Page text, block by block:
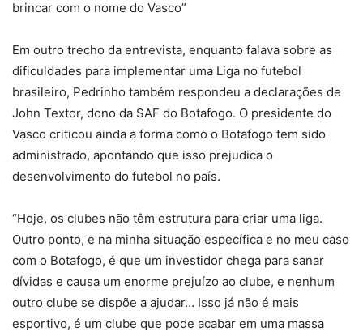
brincar com o nome do Vasco”
Em outro trecho da entrevista, enquanto falava sobre as
dificuldades para implementar uma Liga no futebol
brasileiro, Pedrinho também respondeu a declarações de
John Textor, dono da SAF do Botafogo. O presidente do
Vasco criticou ainda a forma como o Botafogo tem sido
administrado, apontando que isso prejudica o
desenvolvimento do futebol no país.
“Hoje, os clubes não têm estrutura para criar uma liga.
Outro ponto, e na minha situação específica e no meu caso
com o Botafogo, é que um investidor chega para sanar
dívidas e causa um enorme prejuízo ao clube, e nenhum
outro clube se dispõe a ajudar… Isso já não é mais
esportivo, é um clube que pode acabar em uma massa